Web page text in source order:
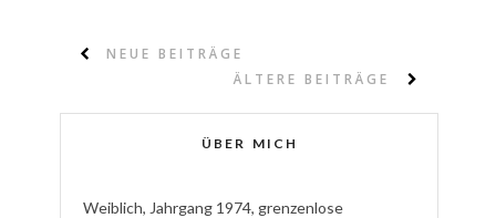
NEUE BEITRÄGE
ÄLTERE BEITRÄGE
ÜBER MICH
Weiblich, Jahrgang 1974, grenzenlose